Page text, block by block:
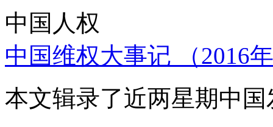
中国人权
中国维权大事记 （2016
本文辑录了近两星期中